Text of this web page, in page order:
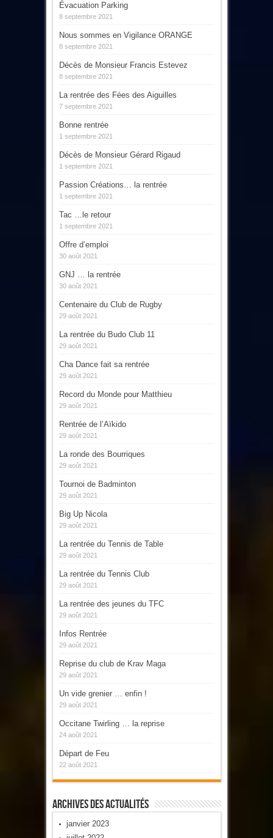
Évacuation Parking
8 septembre 2021
Nous sommes en Vigilance ORANGE
8 septembre 2021
Décès de Monsieur Francis Estevez
8 septembre 2021
La rentrée des Fées des Aiguilles
7 septembre 2021
Bonne rentrée
1 septembre 2021
Décès de Monsieur Gérard Rigaud
1 septembre 2021
Passion Créations… la rentrée
1 septembre 2021
Tac …le retour
1 septembre 2021
Offre d’emploi
30 août 2021
GNJ … la rentrée
30 août 2021
Centenaire du Club de Rugby
29 août 2021
La rentrée du Budo Club 11
29 août 2021
Cha Dance fait sa rentrée
29 août 2021
Record du Monde pour Matthieu
29 août 2021
Rentrée de l’Aïkido
29 août 2021
La ronde des Bourriques
29 août 2021
Tournoi de Badminton
29 août 2021
Big Up Nicola
29 août 2021
La rentrée du Tennis de Table
29 août 2021
La rentrée du Tennis Club
29 août 2021
La rentrée des jeunes du TFC
29 août 2021
Infos Rentrée
29 août 2021
Reprise du club de Krav Maga
29 août 2021
Un vide grenier … enfin !
29 août 2021
Occitane Twirling … la reprise
24 août 2021
Départ de Feu
22 août 2021
Archives Des Actualités
janvier 2023